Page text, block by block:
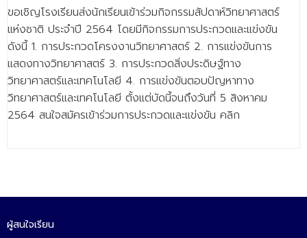
- วิทยาศาสตรบัณฑิต
- - วิทยาการคอมพิวเตอร์
- - วิทยาศาสตร์เครื่องสำอาง
- - อาชีวอนามัยและความปลอดภัย
- - อนามัยสิ่งแวดล้อมและสาธารณภัย
- - อุตสาหกรรมชีวภาพเพื่อธุรกิจ
- ศึกษาศาสตรบัณฑิต
ขอเชิญโรงเรียนส่งนักเรียนเข้าร่วมกิจกรรมสัปดาห์วิทยาศาสตร์
แห่งชาติ ประจำปี 2564 โดยมีกิจกรรมการประกวดและแข่งขัน
ดังนี้ 1. การประกวดโครงงานวิทยาศาสตร์ 2. การแข่งขันการ
แสดงทางวิทยาศาสตร์ 3. การประกวดสิ่งประดิษฐ์ทาง
วิทยาศาสตร์และเทคโนโลยี 4. การแข่งขันตอบปัญหาทาง
วิทยาศาสตร์และเทคโนโลยี ตั้งแต่บัดนี้จนถึงวันที่ 5 สิงหาคม
2564 สนใจสมัครเข้าร่วมการประกวดและแข่งขัน คลิก
ผู้สนใจเรียน